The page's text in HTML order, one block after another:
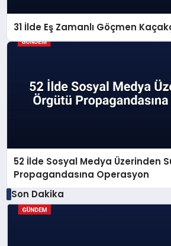
31 İlde Eş Zamanlı Göçmen
52 İlde Sosyal Medya Üzerinden
Propagandasına Operasyon
Son Dakika